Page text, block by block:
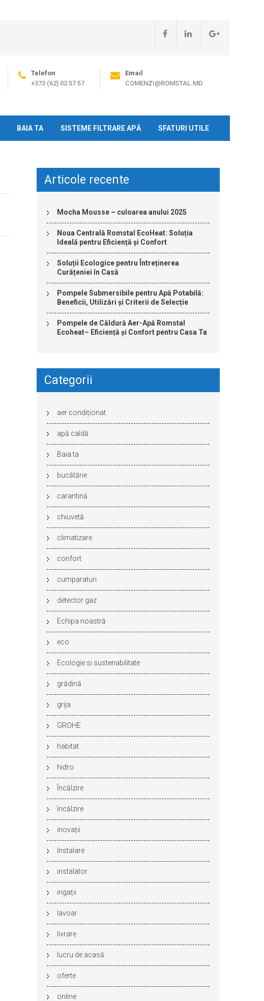
Telefon
+373 (62) 02 57 57
Email
COMENZI@ROMSTAL.MD
BAIA TA SISTEME FILTRARE APĂ SFATURI UTILE
Articole recente
Mocha Mousse – culoarea anului 2025
Noua Centrală Romstal EcoHeat: Soluția
Ideală pentru Eficiență și Confort
Soluții Ecologice pentru Întreținerea
Curățeniei în Casă
Pompele Submersibile pentru Apă Potabilă:
Beneficii, Utilizări și Criterii de Selecție
Pompele de Căldură Aer-Apă Romstal
Ecoheat– Eficiență și Confort pentru Casa Ta
Categorii
aer condiționat
apă caldă
Baia ta
bucătărie
carantină
chiuvetă
climatizare
confort
cumparaturi
detector gaz
Echipa noastră
eco
Ecologie si sustenabilitate
grădină
grija
GROHE
habitat
hidro
Încălzire
încălzire
inovații
Instalare
instalator
irigații
lavoar
livrare
lucru de acasă
oferte
online